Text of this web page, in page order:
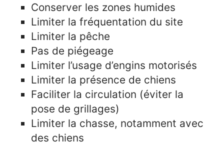
Conserver les zones humides
Limiter la fréquentation du site
Limiter la pêche
Pas de piégeage
Limiter l’usage d’engins motorisés
Limiter la présence de chiens
Faciliter la circulation (éviter la
pose de grillages)
Limiter la chasse, notamment avec
des chiens